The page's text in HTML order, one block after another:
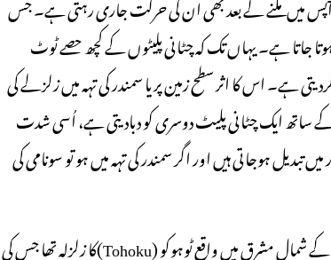
جاتا ہے۔ یہاں تک کہ چٹانی پلیٹوں کے کچھ حصے ٹوٹ
ہے۔ اس کا اثر سطح زمین پر یا سمندر کی تہہ میں زلزلے کی
ساتھ ایک چٹانی پلیٹ دوسری کو دبادیتی ہے، اُسی شدت
تبدیل ہوجاتی ہیں اور اگر سمندر کی تہہ میں ہو تو سونامی کی
۱۱/مارچ ۲۰۱۱ جمعہ کے دن جاپان سونامی کی زد میں آگیا۔ اس کا سبب جاپان کے شمال مشرق میں واقع ٹوہوکو (Tohoku)کا زلزلہ تھا جس کی